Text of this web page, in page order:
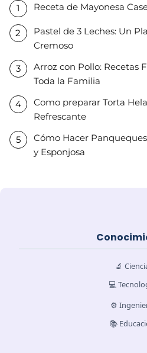
Receta de Mayonesa
Pastel de 3 Leches: Un
Cremoso
Arroz con Pollo: Recetas
Toda la Familia
Como preparar Torta
Refrescante
Cómo Hacer
y Esponjosa
🔬
💻
⚙️
📚